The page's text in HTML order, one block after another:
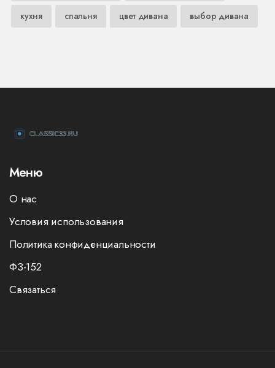
кухня спальня цвет дивана выбор дивана
Меню
О нас
Условия использования
Политика конфиденциальности
ФЗ-152
Связаться